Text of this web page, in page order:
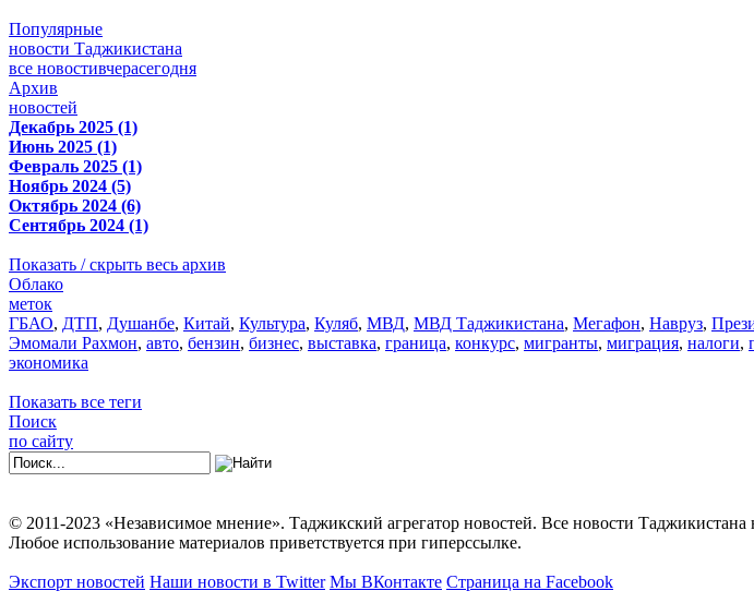
Популярные
новости Таджикистана
все новостивчерасегодня
Архив
новостей
Декабрь 2025 (1)
Июнь 2025 (1)
Февраль 2025 (1)
Ноябрь 2024 (5)
Октябрь 2024 (6)
Сентябрь 2024 (1)
Показать / скрыть весь архив
Облако
меток
ГБАО, ДТП, Душанбе, Китай, Культура, Куляб, МВД, МВД Таджикистана, Мегафон, Навруз,
Эмомали Рахмон, авто, бензин, бизнес, выставка, граница, конкурс, мигранты, миграция, налоги,
экономика
Показать все теги
Поиск
по сайту
© 2011-2023 «Независимое мнение». Таджикский агрегатор новостей. Все новости Таджикистана
Любое использование материалов приветствуется при гиперссылке.
Экспорт новостей Наши новости в Twitter Мы ВКонтакте Страница на Facebook